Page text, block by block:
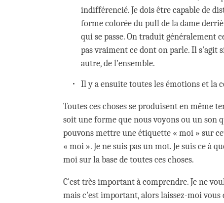
indifférencié. Je dois être capable de
forme colorée du pull de la dame
qui se passe. On traduit généralement
pas vraiment ce dont on parle. Il s'agit
autre, de l'ensemble.
Il y a ensuite toutes les émotions et la
Toutes ces choses se produisent en même
soit une forme que nous voyons ou un son
pouvons mettre une étiquette « moi » sur
« moi ». Je ne suis pas un mot. Je suis ce à
moi sur la base de toutes ces choses.
C'est très important à comprendre. Je ne
mais c'est important, alors laissez-moi